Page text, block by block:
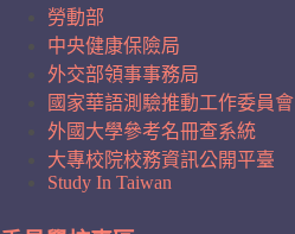
勞動部
中央健康保險局
外交部領事事務局
國家華語測驗推動工作委員會
外國大學參考名冊查系統
大專校院校務資訊公開平臺
Study In Taiwan